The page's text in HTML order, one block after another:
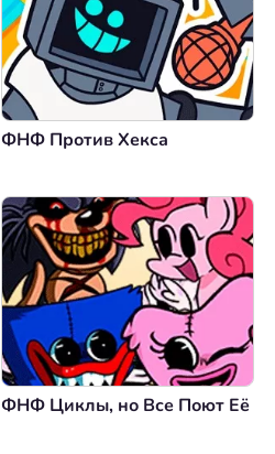
ФНФ Против Хекса
ФНФ Циклы, но Все Поют Её